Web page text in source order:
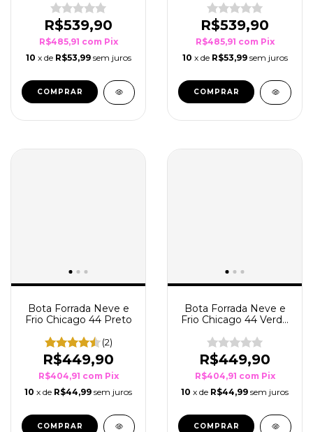
R$539,90
R$485,91 com Pix
10 x de R$53,99 sem juros
COMPRAR
R$539,90
R$485,91 com Pix
10 x de R$53,99 sem juros
COMPRAR
Bota Forrada Neve e
Frio Chicago 44 Preto
(2)
R$449,90
R$404,91 com Pix
10 x de R$44,99 sem juros
COMPRAR
Bota Forrada Neve e
Frio Chicago 44 Verde
R$449,90
R$404,91 com Pix
10 x de R$44,99 sem juros
COMPRAR